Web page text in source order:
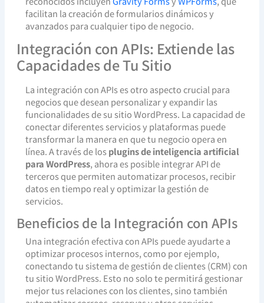
facilitan la creación de formularios dinámicos y
avanzados para cualquier tipo de negocio.
Integración con APIs: Extiende las
Capacidades de Tu Sitio
La integración con APIs es otro aspecto crucial para
negocios que desean personalizar y expandir las
funcionalidades de su sitio WordPress. La capacidad de
conectar diferentes servicios y plataformas puede
transformar la manera en que tu negocio opera en
línea. A través de losplugins de inteligencia artificial
para WordPress, ahora es posible integrar API de
terceros que permiten automatizar procesos, recibir
datos en tiempo real y optimizar la gestión de
servicios.
Beneficios de la Integración con APIs
Una integración efectiva con APIs puede ayudarte a
optimizar procesos internos, como por ejemplo,
conectando tu sistema de gestión de clientes (CRM) con
tu sitio WordPress. Esto no solo te permitirá gestionar
mejor tus relaciones con los clientes, sino también